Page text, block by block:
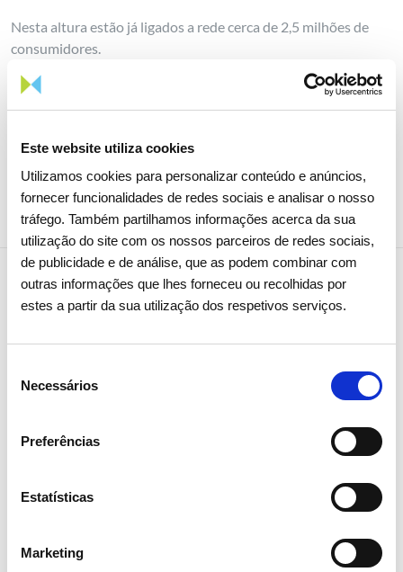
Este website utiliza cookies
Utilizamos cookies para personalizar conteúdo e anúncios,
fornecer funcionalidades de redes sociais e analisar o nosso
tráfego. Também partilhamos informações acerca da sua
utilização do site com os nossos parceiros de redes sociais,
de publicidade e de análise, que as podem combinar com
outras informações que lhes forneceu ou recolhidas por
estes a partir da sua utilização dos respetivos serviços.
Necessários
Preferências
Estatísticas
Marketing
Nesta altura estão já ligados a rede cerca de 2,5 milhões de
consumidores.
Notícias relacionadas